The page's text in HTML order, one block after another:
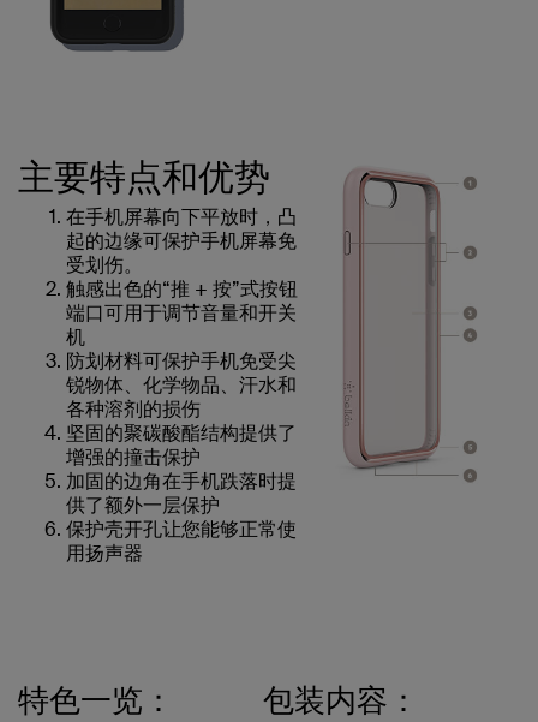
主要特点和优势
在手机屏幕向下平放时，凸
起的边缘可保护手机屏幕免
受划伤。
触感出色的“推 + 按”式按钮
端口可用于调节音量和开关
机
防划材料可保护手机免受尖
锐物体、化学物品、汗水和
各种溶剂的损伤
坚固的聚碳酸酯结构提供了
增强的撞击保护
加固的边角在手机跌落时提
供了额外一层保护
保护壳开孔让您能够正常使
用扬声器
特色一览： 包装内容：